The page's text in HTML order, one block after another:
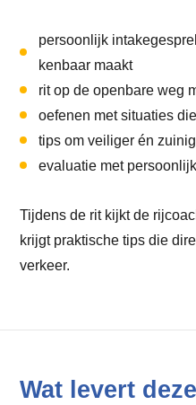
persoonlijk
kenbaar maakt
rit op de openbare weg
oefenen met situaties
tips om veiliger én
evaluatie met
Tijdens de rit kijkt de
krijgt praktische tips die
verkeer.
Wat levert